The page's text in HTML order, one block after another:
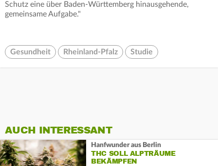
Schutz eine über Baden-Württemberg hinausgehende,
gemeinsame Aufgabe."
Gesundheit Rheinland-Pfalz Studie
AUCH INTERESSANT
Hanfwunder aus Berlin
THC SOLL ALPTRÄUME
BEKÄMPFEN